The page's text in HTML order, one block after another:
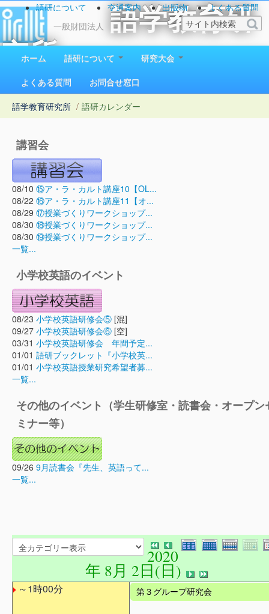
一般財団法人
語学教育研
究所
1923（大正12）年創立
語研について 交通案内 出版物
よくある質問
お問い合わせ
ホーム 語研について
研究大会
よくある質問
お問合せ窓口
語学教育研究所 / 語研カレンダー
講習会
08/10 ⑮ア・ラ・カルト講座10【OL...
08/22 ⑯ア・ラ・カルト講座11【オ...
08/29 ⑰授業づくりワークショップ...
08/30 ⑱授業づくりワークショップ...
08/30 ⑲授業づくりワークショップ...
一覧...
小学校英語のイベント
08/23 小学校英語研修会⑤ [混]
09/27 小学校英語研修会⑥ [空]
03/31 小学校英語研修会 年間予定...
01/01 語研ブックレット『小学校英...
01/01 小学校英語授業研究希望者募...
一覧...
その他のイベント（学生研修室・読書会・オープン
ミナー等）
09/26 9月読書会『先生、英語って...
一覧...
2020
年 8月 2日(日)
～1時00分 第３グループ研究会